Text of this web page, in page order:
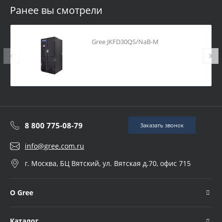
Ранее вы смотрели
Gree JKFD30QS/NaB-M
8 800 775-08-79 Заказать звонок
info@gree.com.ru
г. Москва, БЦ Вятский, ул. Вятская д.70, офис 715
О Gree